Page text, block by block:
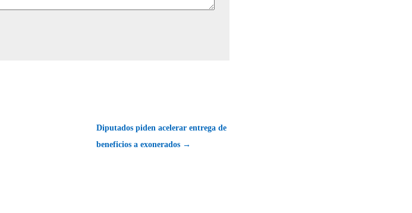
Diputados piden acelerar entrega de
beneficios a exonerados →